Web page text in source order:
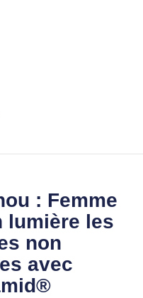
: Femme
lumière les
non
avec